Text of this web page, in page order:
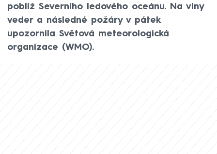
poblíž Severního ledového oceánu. Na vlny
veder a následné požáry v pátek
upozornila Světová meteorologická
organizace (WMO).